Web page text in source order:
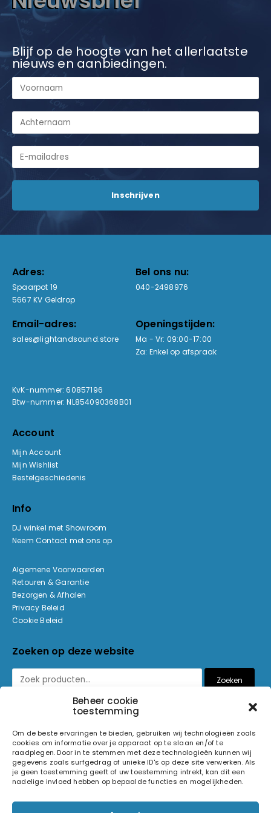
Beheer cookie
toestemming
Om de beste ervaringen te bieden, gebruiken wij technologieën zoals
cookies om informatie over je apparaat op te slaan en/of te
raadplegen. Door in te stemmen met deze technologieën kunnen wij
gegevens zoals surfgedrag of unieke ID's op deze site verwerken. Als
je geen toestemming geeft of uw toestemming intrekt, kan dit een
nadelige invloed hebben op bepaalde functies en mogelijkheden.
Blijf op de hoogte van het allerlaatste
nieuws en aanbiedingen.
Adres:
Spaarpot 19
5667 KV Geldrop
Bel ons nu:
040-2498976
Email-adres:
sales@lightandsound.store
Openingstijden:
Ma - Vr: 09:00-17:00
Za: Enkel op afspraak
KvK-nummer: 60857196
Btw-nummer: NL854090368B01
Account
Mijn Account
Mijn Wishlist
Bestelgeschiedenis
Info
DJ winkel met Showroom
Neem Contact met ons op
Algemene Voorwaarden
Retouren & Garantie
Bezorgen & Afhalen
Privacy Beleid
Cookie Beleid
Zoeken op deze website
Zoeken
© 2026 Light and Sound Factory. Alle rechten voorbehouden.